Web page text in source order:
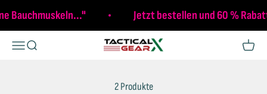
Bauchmuskeln..." Jetzt bestellen und 60 %
Navigationsmenü öffnen
Suche öffnen Tactical X Gear
2 Produkte